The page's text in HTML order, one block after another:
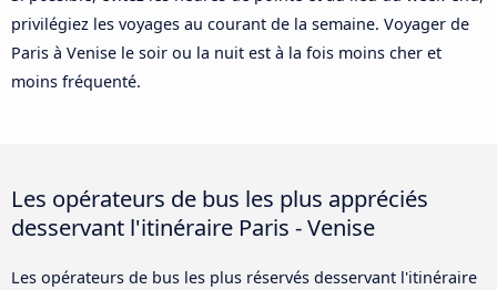
privilégiez les voyages au courant de la semaine. Voyager de
Paris à Venise le soir ou la nuit est à la fois moins cher et
moins fréquenté.
Les opérateurs de bus les plus appréciés
desservant l'itinéraire Paris - Venise
Les opérateurs de bus les plus réservés desservant l'itinéraire